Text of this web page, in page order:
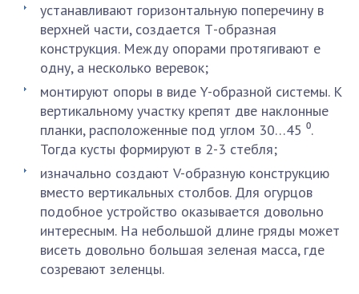
устанавливают горизонтальную поперечину в
верхней части, создается Т-образная
конструкция. Между опорами протягивают е
одну, а несколько веревок;
монтируют опоры в виде Y-образной системы. К
вертикальному участку крепят две наклонные
планки, расположенные под углом 30…45 ⁰.
Тогда кусты формируют в 2-3 стебля;
изначально создают V-образную конструкцию
вместо вертикальных столбов. Для огурцов
подобное устройство оказывается довольно
интересным. На небольшой длине гряды может
висеть довольно большая зеленая масса, где
созревают зеленцы.